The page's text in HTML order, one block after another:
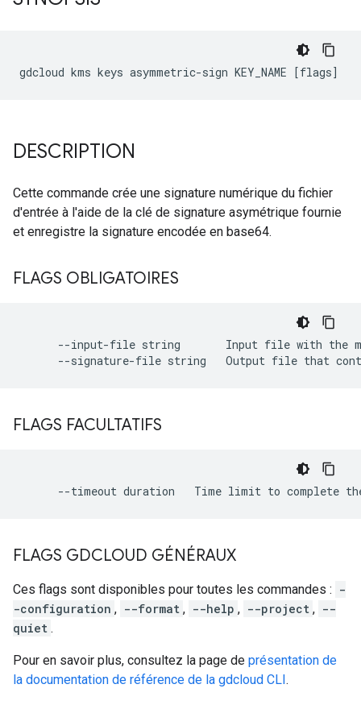
DESCRIPTION
Cette commande crée une signature numérique du fichier
d'entrée à l'aide de la clé de signature asymétrique fournie
et enregistre la signature encodée en base64.
FLAGS OBLIGATOIRES
--input-file string       Input file with the
FLAGS FACULTATIFS
FLAGS GDCLOUD GÉNÉRAUX
Ces flags sont disponibles pour toutes les commandes : -
-configuration , --format , --help , --project , --
quiet .
Pour en savoir plus, consultez la page de présentation de
la documentation de référence de la gdcloud CLI.